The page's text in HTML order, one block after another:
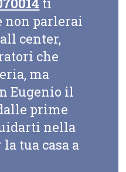
non parlerai
center,
che
ma
Eugenio il
prime
nella
tua casa a